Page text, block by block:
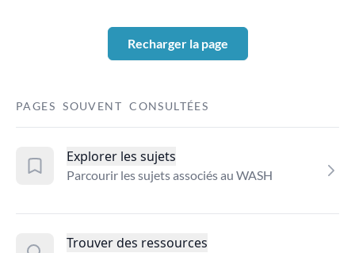
Recharger la page
PAGES SOUVENT CONSULTÉES
Explorer les sujets
Parcourir les sujets associés au WASH
Trouver des ressources